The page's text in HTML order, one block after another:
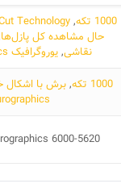
1000 تکه ,
Technology
حال مشاهده کل پازل‌ها
نقاشی,یوروگرافیک Eurographics
1000 تکه ,برش با
6000-5620